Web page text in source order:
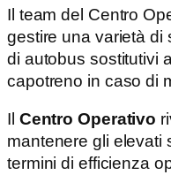
Il team del Centro
gestire una varietà di
di autobus sostitutivi
capotreno in caso di
Il Centro Operativo
mantenere gli elevati
termini di efficienza